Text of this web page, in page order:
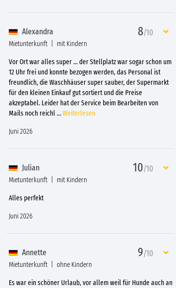
Alexandra 8/10
Mietunterkunft mit Kindern
Vor Ort war alles super ... der Stellplatz war sogar schon um
12 Uhr frei und konnte bezogen werden, das Personal ist
freundlich, die Waschhäuser super sauber, der Supermarkt
für den kleinen Einkauf gut sortiert und die Preise
akzeptabel. Leider hat der Service beim Bearbeiten von
Mails noch reichl...Weiterlesen
Juni 2026
Julian 10/10
Mietunterkunft mit Kindern
Alles perfekt
Juni 2026
Annette 9/10
Mietunterkunft ohne Kindern
Es war ein schöner Urlaub, vor allem weil für Hunde auch an